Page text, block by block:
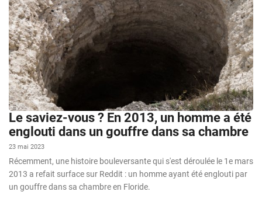
Le saviez-vous ? En 2013, un homme a été
englouti dans un gouffre dans sa chambre
23 mai 2023
Récemment, une histoire bouleversante qui s'est déroulée le 1e mars
2013 a refait surface sur Reddit : un homme ayant été englouti par
un gouffre dans sa chambre en Floride.